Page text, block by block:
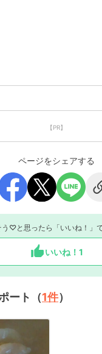
【PR】
ページをシェアする
う♡と思ったら「いいね！」
いいね！ 1
ート（1件）